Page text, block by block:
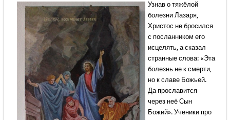
Узнав о тяжёлой
болезни Лазаря,
Христос не бросился
с посланником его
исцелять, а сказал
странные слова: «Эта
болезнь не к смерти,
но к славе Божьей.
Да прославится
через неё Сын
Божий». Ученики про